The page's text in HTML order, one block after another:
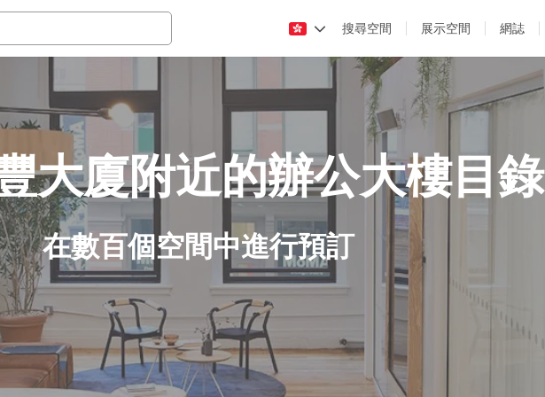
搜尋空間 展示空間 網誌
大廈附近的辦公大樓目錄
在數百個空間中進行預訂